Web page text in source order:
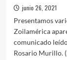
capitalista
junio 26, 2021
Presentamos
Zoilamérica
comunicado
Rosario Murillo.